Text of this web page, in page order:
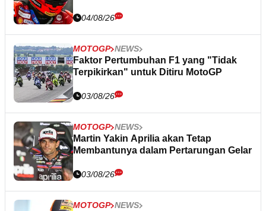
04/08/26
MOTOGP NEWS
Faktor Pertumbuhan F1 yang "Tidak
Terpikirkan" untuk Ditiru MotoGP
03/08/26
MOTOGP NEWS
Martin Yakin Aprilia akan Tetap
Membantunya dalam Pertarungan Gelar
03/08/26
MOTOGP NEWS